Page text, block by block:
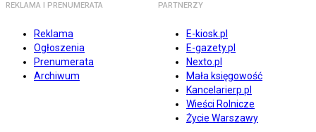
REKLAMA I PRENUMERATA
Reklama
Ogłoszenia
Prenumerata
Archiwum
PARTNERZY
E-kiosk.pl
E-gazety.pl
Nexto.pl
Mała księgowość
Kancelarierp.pl
Wieści Rolnicze
Życie Warszawy